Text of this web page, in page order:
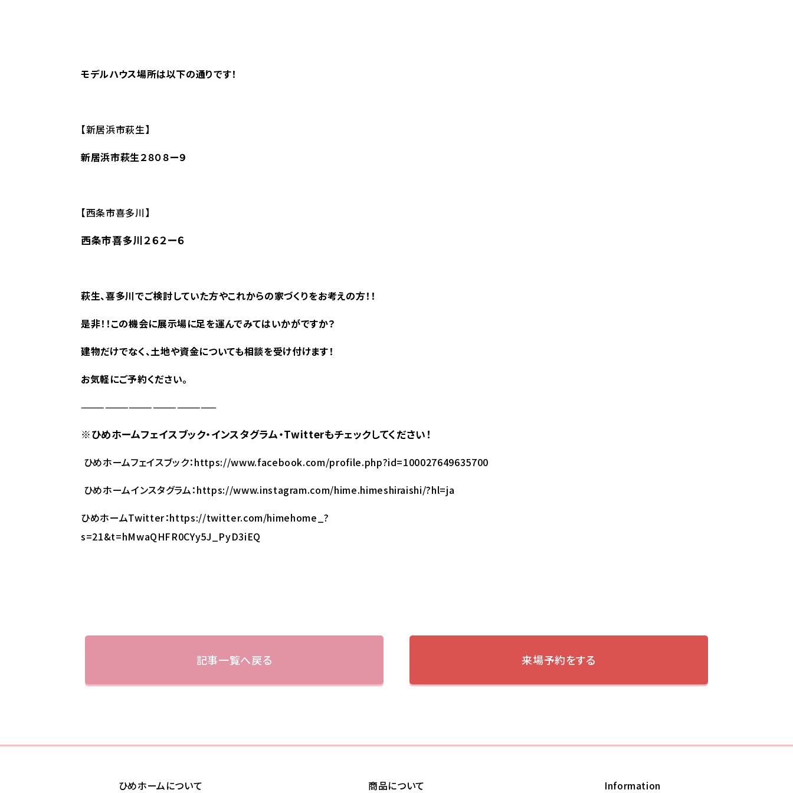
モデルハウス場所は以下の通りです！
【新居浜市萩生】
新居浜市萩生２８０８ー９
【西条市喜多川】
西条市喜多川２６２ー６
萩生、喜多川でご検討していた方やこれからの家づくりをお考えの方！！
是非！！この機会に展示場に足を運んでみてはいかがですか？
建物だけでなく、土地や資金についても相談を受け付けます！
お気軽にご予約ください。
—————————————————
※ひめホームフェイスブック・インスタグラム・Twitterもチェックしてください！
ひめホームフェイスブック：https://www.facebook.com/profile.php?id=100027649635700
ひめホームインスタグラム：https://www.instagram.com/hime.himeshiraishi/?hl=ja
ひめホームTwitter：https://twitter.com/himehome_?
s=21&t=hMwaQHFR0CYy5J_PyD3iEQ
記事一覧へ戻る 来場予約をする
ひめホームについて 商品について Information